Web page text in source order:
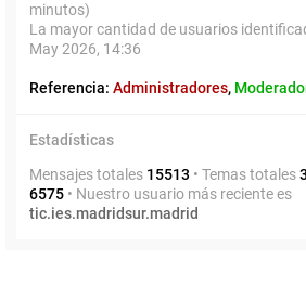
minutos)
La mayor cantidad de usuarios
May 2026, 14:36
Referencia: Administradores,
Estadísticas
Mensajes totales 15513 • Temas totales
6575 • Nuestro usuario más reciente es
tic.ies.madridsur.madrid